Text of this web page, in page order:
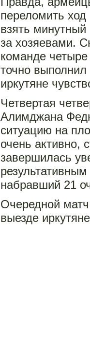
переломить
взять
за хозяевами.
команде
точно
иркутяне
Четвертая
Алимджана
ситуацию на
очень активно,
завершилась
набравший 21
Очередной
выезде